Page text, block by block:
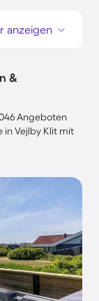
anzeigen
&
Angeboten
in Vejlby Klit mit